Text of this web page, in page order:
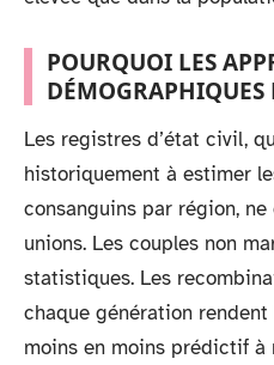
POURQUOI LES
DÉMOGRAPHIQUES
Les registres d’état civil,
historiquement à estimer
consanguins par région,
unions. Les couples non
statistiques. Les
chaque génération
moins en moins prédictif à